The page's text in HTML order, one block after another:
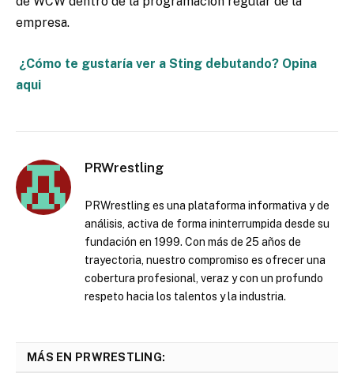
empresa.
¿Cómo te gustaría ver a Sting debutando? Opina
aqui
PRWrestling
PRWrestling es una plataforma informativa y de
análisis, activa de forma ininterrumpida desde su
fundación en 1999. Con más de 25 años de
trayectoria, nuestro compromiso es ofrecer una
cobertura profesional, veraz y con un profundo
respeto hacia los talentos y la industria.
MÁS EN PRWRESTLING: